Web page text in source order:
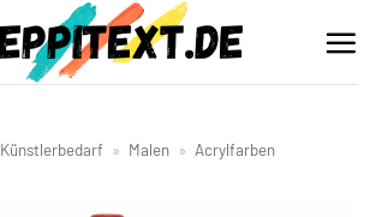
Künstlerbedarf » Malen » Acrylfarben